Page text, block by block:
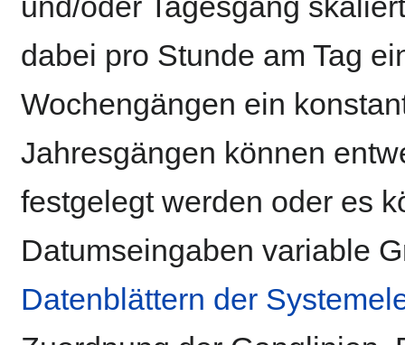
dabei pro Stunde am Tag
Wochengängen ein
Jahresgängen können
festgelegt werden oder es
Datumseingaben variable
Datenblättern der